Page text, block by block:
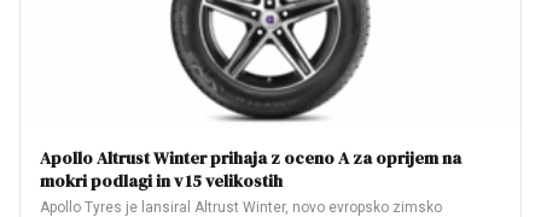
Apollo Altrust Winter prihaja z oceno A za oprijem na
mokri podlagi in v 15 velikostih
Apollo Tyres je lansiral Altrust Winter, novo evropsko zimsko